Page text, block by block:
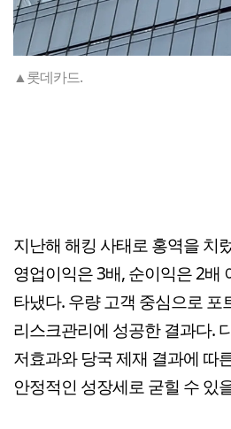
▲롯데카드.
지난해 해킹 사태로 홍역을 치
영업이익은 3배, 순이익은 2배
타냈다. 우량 고객 중심으로
리스크관리에 성공한 결과다.
저효과와 당국 제재 결과에 따
안정적인 성장세로 굳힐 수 있